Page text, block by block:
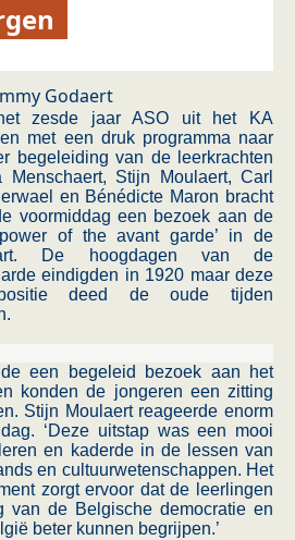
Godaert
zesde jaar ASO uit het KA
met een druk programma naar
begeleiding van de leerkrachten
Stijn Moulaert, Carl
en Bénédicte Maron bracht
voormiddag een bezoek aan de
of the avant garde’ in de
De hoogdagen van de
eindigden in 1920 maar deze
deed de oude tijden
een begeleid bezoek aan het
konden de jongeren een zitting
Stijn Moulaert reageerde enorm
‘Deze uitstap was een mooi
en kaderde in de lessen van
en cultuurwetenschappen. Het
zorgt ervoor dat de leerlingen
van de Belgische democratie en
beter kunnen begrijpen.’